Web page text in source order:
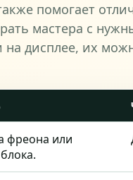
помогает
мастера с
на дисплее, их
фреона или